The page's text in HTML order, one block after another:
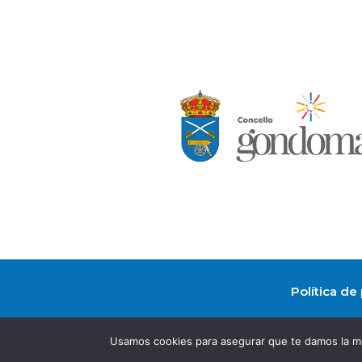
Política de
Ⓒ2025 | Concello de Gondomar | Praza Doctor Latino Salgueiro, 1, 36380
Usamos cookies para asegurar que te damos la